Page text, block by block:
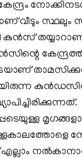
വീടും സ്ഥലും
കുന്‍സ്
എല്ലാം